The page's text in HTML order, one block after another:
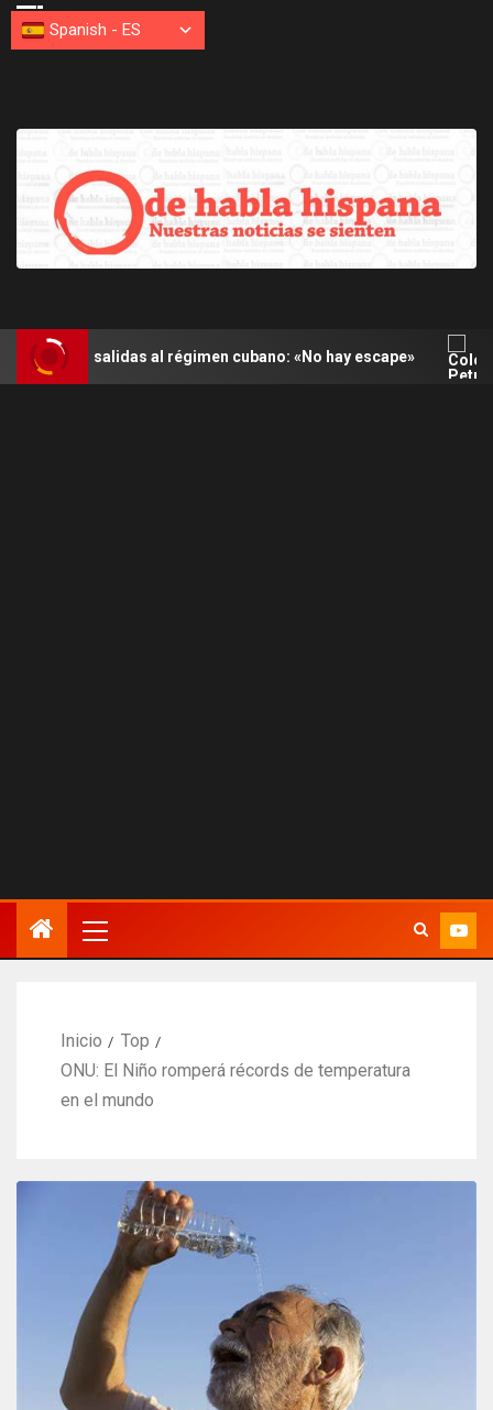
al régimen cubano: «No hay escape» Colombia:
Inicio
Top
ONU: El Niño romperá récords de temperatura
en el mundo
Spanish - ES